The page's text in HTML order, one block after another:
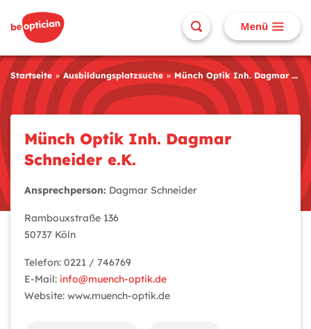
Startseite Ausbildungsplatzsuche Münch Optik Inh. Dagmar Schneider e.K.
Münch Optik Inh. Dagmar
Schneider e.K.
Ansprechperson: Dagmar Schneider
Rambouxstraße 136
50737 Köln
Telefon: 0221 / 746769
E-Mail: info@muench-optik.de
Website: www.muench-optik.de